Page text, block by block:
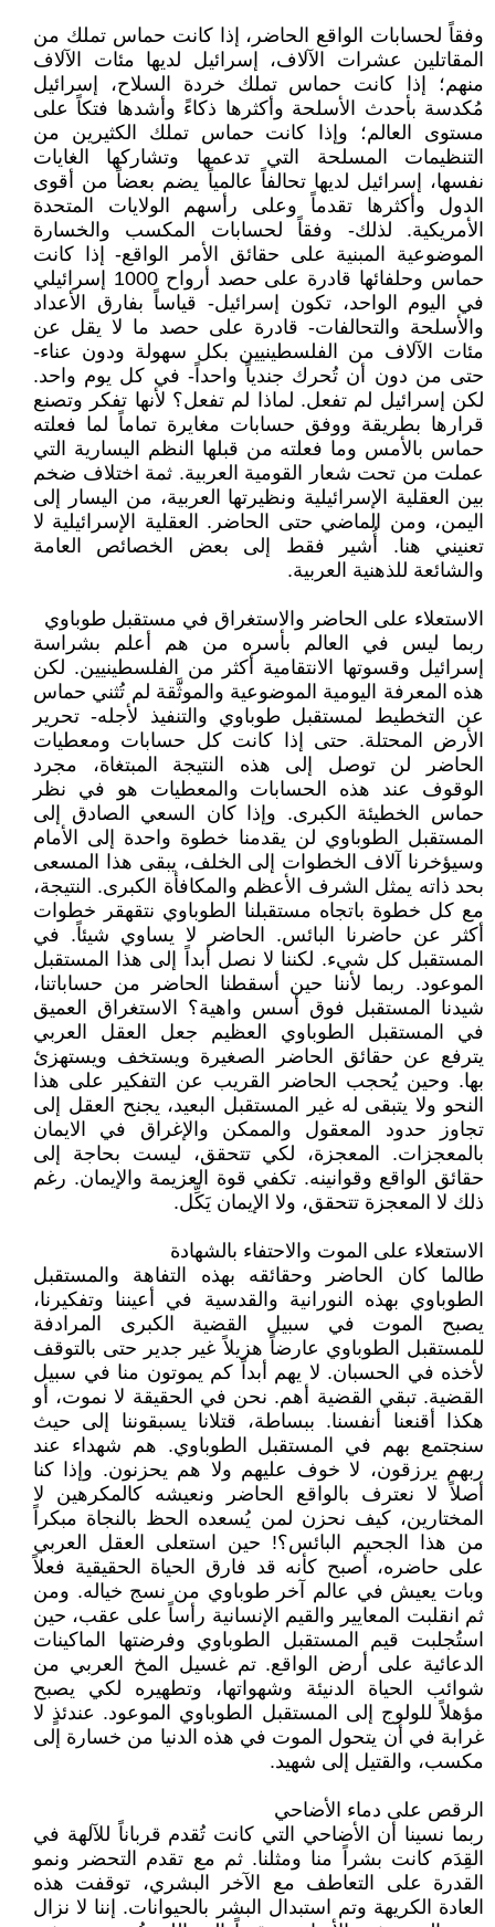
وفقاً لحسابات الواقع الحاضر، إذا كانت حماس تملك من
المقاتلين عشرات الآلاف، إسرائيل لديها مئات الآلاف
منهم؛ إذا كانت حماس تملك خردة السلاح، إسرائيل
مُكدسة بأحدث الأسلحة وأكثرها ذكاءً وأشدها فتكاً على
مستوى العالم؛ وإذا كانت حماس تملك الكثيرين من
التنظيمات المسلحة التي تدعمها وتشاركها الغايات
نفسها، إسرائيل لديها تحالفاً عالمياً يضم بعضاً من أقوى
الدول وأكثرها تقدماً وعلى رأسهم الولايات المتحدة
الأمريكية. لذلك- وفقاً لحسابات المكسب والخسارة
الموضوعية المبنية على حقائق الأمر الواقع- إذا كانت
حماس وحلفائها قادرة على حصد أرواح 1000 إسرائيلي
في اليوم الواحد، تكون إسرائيل- قياساً بفارق الأعداد
والأسلحة والتحالفات- قادرة على حصد ما لا يقل عن
مئات الآلاف من الفلسطينيين بكل سهولة ودون عناء-
حتى من دون أن تُحرك جندياً واحداً- في كل يوم واحد.
لكن إسرائيل لم تفعل. لماذا لم تفعل؟ لأنها تفكر وتصنع
قرارها بطريقة ووفق حسابات مغايرة تماماً لما فعلته
حماس بالأمس وما فعلته من قبلها النظم اليسارية التي
عملت من تحت شعار القومية العربية. ثمة اختلاف ضخم
بين العقلية الإسرائيلية ونظيرتها العربية، من اليسار إلى
اليمن، ومن الماضي حتى الحاضر. العقلية الإسرائيلية لا
تعنيني هنا. أُشير فقط إلى بعض الخصائص العامة
والشائعة للذهنية العربية.
الاستعلاء على الحاضر والاستغراق في مستقبل طوباوي
ربما ليس في العالم بأسره من هم أعلم بشراسة
إسرائيل وقسوتها الانتقامية أكثر من الفلسطينيين. لكن
هذه المعرفة اليومية الموضوعية والموثَّقة لم تُثني حماس
عن التخطيط لمستقبل طوباوي والتنفيذ لأجله- تحرير
الأرض المحتلة. حتى إذا كانت كل حسابات ومعطيات
الحاضر لن توصل إلى هذه النتيجة المبتغاة، مجرد
الوقوف عند هذه الحسابات والمعطيات هو في نظر
حماس الخطيئة الكبرى. وإذا كان السعي الصادق إلى
المستقبل الطوباوي لن يقدمنا خطوة واحدة إلى الأمام
وسيؤخرنا آلاف الخطوات إلى الخلف، يبقى هذا المسعى
بحد ذاته يمثل الشرف الأعظم والمكافأة الكبرى. النتيجة،
مع كل خطوة باتجاه مستقبلنا الطوباوي نتقهقر خطوات
أكثر عن حاضرنا البائس. الحاضر لا يساوي شيئاً. في
المستقبل كل شيء. لكننا لا نصل أبداً إلى هذا المستقبل
الموعود. ربما لأننا حين أسقطنا الحاضر من حساباتنا،
شيدنا المستقبل فوق أسس واهية؟ الاستغراق العميق
في المستقبل الطوباوي العظيم جعل العقل العربي
يترفع عن حقائق الحاضر الصغيرة ويستخف ويستهزئ
بها. وحين يُحجب الحاضر القريب عن التفكير على هذا
النحو ولا يتبقى له غير المستقبل البعيد، يجنح العقل إلى
تجاوز حدود المعقول والممكن والإغراق في الايمان
بالمعجزات. المعجزة، لكي تتحقق، ليست بحاجة إلى
حقائق الواقع وقوانينه. تكفي قوة العزيمة والإيمان. رغم
ذلك لا المعجزة تتحقق، ولا الإيمان يَكِّل.
الاستعلاء على الموت والاحتفاء بالشهادة
طالما كان الحاضر وحقائقه بهذه التفاهة والمستقبل
الطوباوي بهذه النورانية والقدسية في أعيننا وتفكيرنا،
يصبح الموت في سبيل القضية الكبرى المرادفة
للمستقبل الطوباوي عارضاً هزيلاً غير جدير حتى بالتوقف
لأخذه في الحسبان. لا يهم أبداً كم يموتون منا في سبيل
القضية. تبقي القضية أهم. نحن في الحقيقة لا نموت، أو
هكذا أقنعنا أنفسنا. ببساطة، قتلانا يسبقوننا إلى حيث
سنجتمع بهم في المستقبل الطوباوي. هم شهداء عند
ربهم يرزقون، لا خوف عليهم ولا هم يحزنون. وإذا كنا
أصلاً لا نعترف بالواقع الحاضر ونعيشه كالمكرهين لا
المختارين، كيف نحزن لمن يُسعده الحظ بالنجاة مبكراً
من هذا الجحيم البائس؟! حين استعلى العقل العربي
على حاضره، أصبح كأنه قد فارق الحياة الحقيقية فعلاً
وبات يعيش في عالم آخر طوباوي من نسج خياله. ومن
ثم انقلبت المعايير والقيم الإنسانية رأساً على عقب، حين
استُجلبت قيم المستقبل الطوباوي وفرضتها الماكينات
الدعائية على أرض الواقع. تم غسيل المخ العربي من
شوائب الحياة الدنيئة وشهواتها، وتطهيره لكي يصبح
مؤهلاً للولوج إلى المستقبل الطوباوي الموعود. عندئذٍ لا
غرابة في أن يتحول الموت في هذه الدنيا من خسارة إلى
مكسب، والقتيل إلى شهيد.
الرقص على دماء الأضاحي
ربما نسينا أن الأضاحي التي كانت تُقدم قرباناً للآلهة في
القِدَم كانت بشراً منا ومثلنا. ثم مع تقدم التحضر ونمو
القدرة على التعاطف مع الآخر البشري، توقفت هذه
العادة الكريهة وتم استبدال البشر بالحيوانات. إننا لا نزال